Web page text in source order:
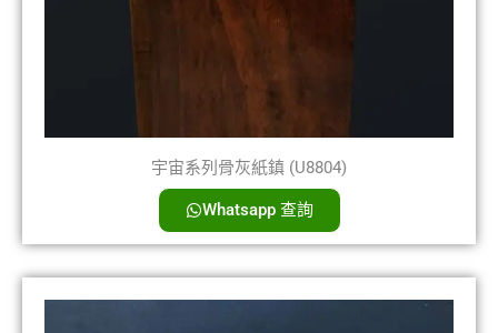
宇宙系列骨灰紙鎮 (U8804)
Whatsapp 查詢